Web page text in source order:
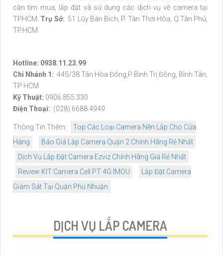
cần tìm mua, lắp đặt và sử dụng các dịch vụ về camera tại
TPHCM. Trụ Sở: 51 Lũy Bán Bích, P. Tân Thới Hòa, Q.Tân Phú,
TP.HCM
Hotline: 0938.11.23.99
Chi Nhánh 1: 445/38 Tân Hòa Đông,P Bình Trị Đông, Bình Tân,
TP HCM
Kỹ Thuật: 0906.855.330
Điện Thoại: (028) 6688.4949
Thông Tin Thêm:
Top Các Loại Camera Nên Lắp Cho Cửa
Hàng
Báo Giá Lắp Camera Quận 2 Chính Hãng Rẻ Nhất
Dịch Vụ Lắp Đặt Camera Ezviz Chính Hãng Giá Rẻ Nhất
Review KIT Camera Cell PT 4G IMOU
Lắp Đặt Camera
Giám Sát Tại Quận Phú Nhuận
DỊCH VỤ LẮP CAMERA